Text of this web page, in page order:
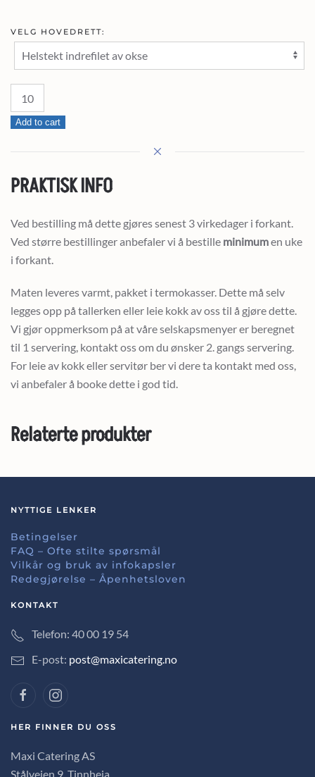
VELG HOVEDRETT:
Hovedretter
quantity
Add to cart
PRAKTISK INFO
Ved bestilling må dette gjøres senest 3 virkedager i forkant.
Ved større bestillinger anbefaler vi å bestille minimumen uke
i forkant.
Maten leveres varmt, pakket i termokasser. Dette må selv
legges opp på tallerken eller leie kokk av oss til å gjøre dette.
Vi gjør oppmerksom på at våre selskapsmenyer er beregnet
til 1 servering, kontakt oss om du ønsker 2. gangs servering.
For leie av kokk eller servitør ber vi dere ta kontakt med oss,
vi anbefaler å booke dette i god tid.
Relaterte produkter
NYTTIGE LENKER
Betingelser
FAQ – Ofte stilte spørsmål
Vilkår og bruk av infokapsler
Redegjørelse – Åpenhetsloven
KONTAKT
Telefon: 40 00 19 54
E-post: post@maxicatering.no
HER FINNER DU OSS
Maxi Catering AS
Stålveien 9, Tinnheia